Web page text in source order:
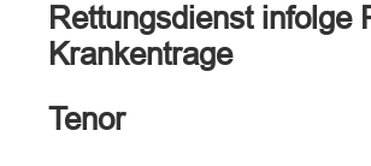
Rettungsdienst infolge
Krankentrage
Tenor